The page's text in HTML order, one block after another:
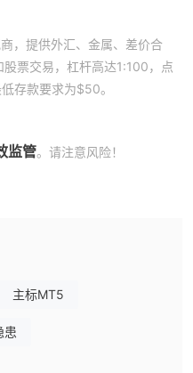
，提供外汇、金属、差价合
票交易，杠杆高达1:100，点
存款要求为$50。
监管。请注意风险！
？
型：
主标MT5
患